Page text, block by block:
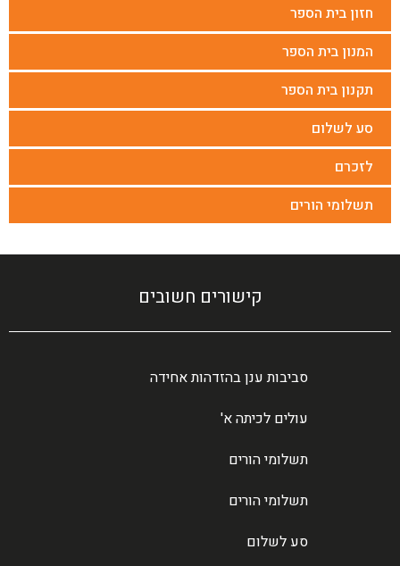
חזון בית הספר
המנון בית הספר
תקנון בית הספר
סע לשלום
לזכרם
תשלומי הורים
קישורים חשובים
סביבות ענן בהזדהות אחידה
עולים לכיתה א'
תשלומי הורים
תשלומי הורים
סע לשלום